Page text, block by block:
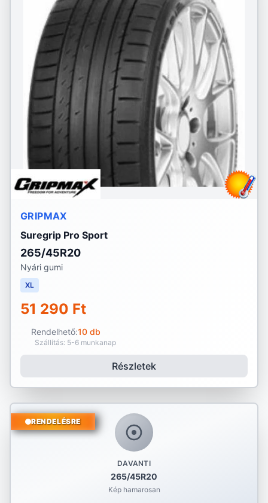
GRIPMAX
Suregrip Pro Sport
265/45R20
Nyári gumi
XL
51 290 Ft
Rendelhető:10 db
Szállítás: 5-6 munkanap
Részletek
DAVANTI
265/45R20
Kép hamarosan
RENDELÉSRE